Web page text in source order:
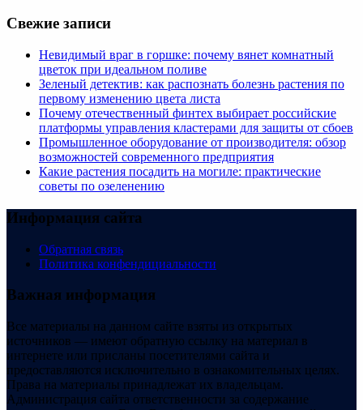
Свежие записи
Невидимый враг в горшке: почему вянет комнатный
цветок при идеальном поливе
Зеленый детектив: как распознать болезнь растения по
первому изменению цвета листа
Почему отечественный финтех выбирает российские
платформы управления кластерами для защиты от сбоев
Промышленное оборудование от производителя: обзор
возможностей современного предприятия
Какие растения посадить на могиле: практические
советы по озеленению
Информация сайта
Обратная связь
Политика конфендициальности
Важная информация
Все материалы на данном сайте взяты из открытых
источников — имеют обратную ссылку на материал в
интернете или присланы посетителями сайта и
предоставляются исключительно в ознакомительных целях.
Права на материалы принадлежат их владельцам.
Администрация сайта ответственности за содержание